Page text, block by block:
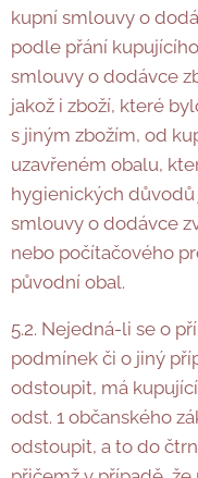
kupní smlouvy o
podle přání
smlouvy o dodávce
jakož i zboží, které
s jiným zbožím, od
uzavřeném obalu,
hygienických
smlouvy o dodávce
nebo počítačového
původní obal.
5.2. Nejedná-li se o
podmínek či o jiný
odstoupit, má
odst. 1 občanského
odstoupit, a to do